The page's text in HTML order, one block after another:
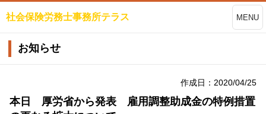
社会保険労務士事務所テラス MENU
お知らせ
作成日：2020/04/25
本日 厚労省から発表 雇用調整助成金の特例措置